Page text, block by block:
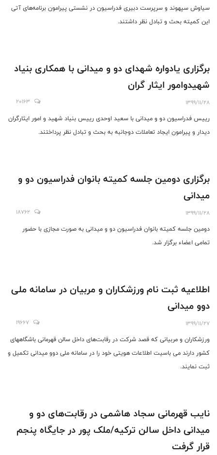
سیاوش سپهوند و سرپرست دبیری فدراسیون در نشستی پیرامون برنامه‌های آتی
این کمیته بحث و تبادل نظر داشتند.
برگزاری یادواره شهدای دو و میدانی با همکاری بنیاد
شهیدوامور ایثار گران
1399/11/28
20163
رییس فدراسیون دو و میدانی با سعید اوحدی رییس بنیاد شهید و امور ایثارگران
دیدار و پیرامون ایجاد تعاملات دوجانبه به بحث و تبادل نظر پرداختند.
برگزاری دومین جلسه کمیته بانوان فدراسیون دو و
میدانی
1399/11/28
18762
دومین جلسه کمیته بانوان فدراسیون دو و میدانی به صورت مجازی با حضور
تمامی اعضاء برگزار شد.
اطلاعیه ثبت نام ورزشکاران و مربیان در سامانه ملی
دوو میدانی
1399/11/27
19667
ورزشکاران و مربیانی که قصد شرکت در رقابت‌های داخل سالن قهرمانی باشگاههای
کشور دارند می باسیت اطلاعات هویتی خود را در سامانه ملی دوو میدانی تکمیل و
ثبت نمایند.
نایب قهرمانی سجاد هاشمی در رقابت‌های دو و
میدانی داخل سالن ترکیه/ملک پور در جایگاه پنجم
قرار گرفت